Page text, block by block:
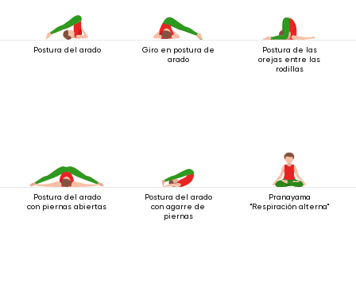
Postura del arado
Giro en postura de
arado
Postura de las
orejas entre las
rodillas
Postura del arado
con piernas abiertas
Postura del arado
con agarre de
piernas
Pranayama
"Respiración alterna"